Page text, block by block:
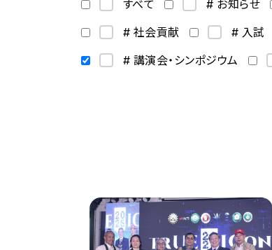
すべて # お知らせ
# 社会貢献
# 入試
# 講演会・シンポジウム